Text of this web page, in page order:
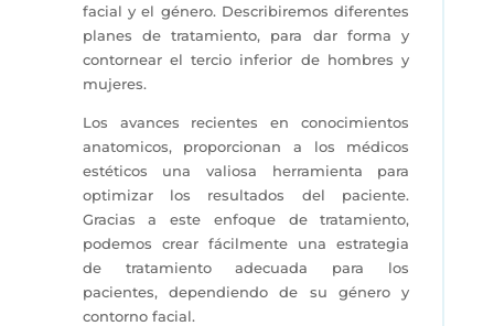
facial y el género. Describiremos diferentes
planes de tratamiento, para dar forma y
contornear el tercio inferior de hombres y
mujeres.
Los avances recientes en conocimientos
anatomicos, proporcionan a los médicos
estéticos una valiosa herramienta para
optimizar los resultados del paciente.
Gracias a este enfoque de tratamiento,
podemos crear fácilmente una estrategia
de tratamiento adecuada para los
pacientes, dependiendo de su género y
contorno facial.